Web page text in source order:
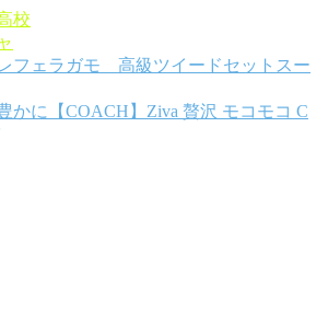
校
フェラガモ 高級ツイードセットスー
かに【COACH】Ziva 贅沢 モコモコ C